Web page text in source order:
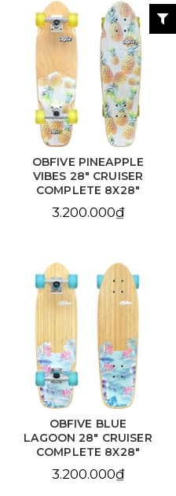
OBFIVE PINEAPPLE
VIBES 28" CRUISER
COMPLETE 8X28"
3.200.000₫
OBFIVE BLUE
LAGOON 28" CRUISER
COMPLETE 8X28"
3.200.000₫